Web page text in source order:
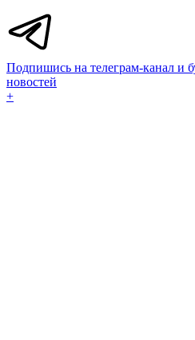
Подпишись на телеграм-канал и
новостей
+